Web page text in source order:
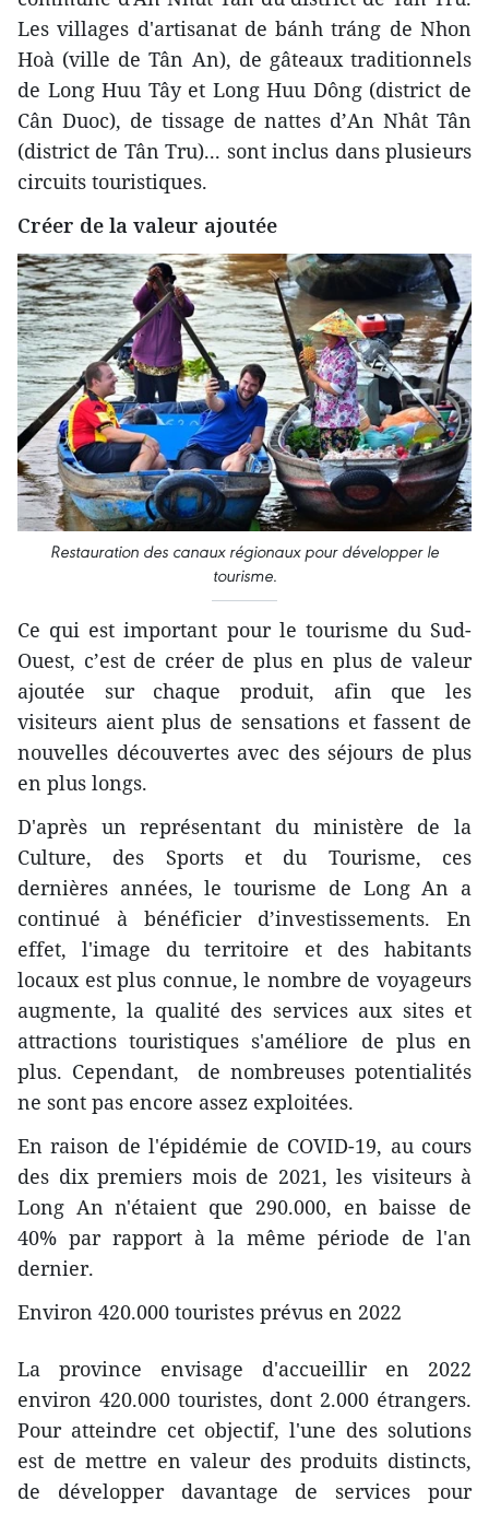
Les villages d'artisanat de bánh tráng de Nhon
Hoà (ville de Tân An), de gâteaux traditionnels
de Long Huu Tây et Long Huu Dông (district de
Cân Duoc), de tissage de nattes d’An Nhât Tân
(district de Tân Tru)... sont inclus dans plusieurs
circuits touristiques.
Créer de la valeur ajoutée
Restauration des canaux régionaux pour développer le
tourisme.
Ce qui est important pour le tourisme du Sud-
Ouest, c’est de créer de plus en plus de valeur
ajoutée sur chaque produit, afin que les
visiteurs aient plus de sensations et fassent de
nouvelles découvertes avec des séjours de plus
en plus longs.
D'après un représentant du ministère de la
Culture, des Sports et du Tourisme, ces
dernières années, le tourisme de Long An a
continué à bénéficier d’investissements. En
effet, l'image du territoire et des habitants
locaux est plus connue, le nombre de voyageurs
augmente, la qualité des services aux sites et
attractions touristiques s'améliore de plus en
plus. Cependant, de nombreuses potentialités
ne sont pas encore assez exploitées.
En raison de l'épidémie de COVID-19, au cours
des dix premiers mois de 2021, les visiteurs à
Long An n'étaient que 290.000, en baisse de
40% par rapport à la même période de l'an
dernier.
Environ 420.000 touristes prévus en 2022
La province envisage d'accueillir en 2022
environ 420.000 touristes, dont 2.000 étrangers.
Pour atteindre cet objectif, l'une des solutions
est de mettre en valeur des produits distincts,
de développer davantage de services pour